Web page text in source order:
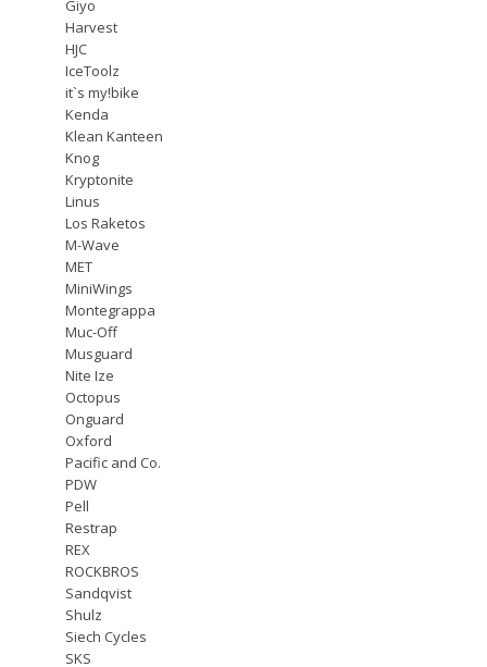
Giyo
Harvest
HJC
IceToolz
it`s my!bike
Kenda
Klean Kanteen
Knog
Kryptonite
Linus
Los Raketos
M-Wave
MET
MiniWings
Montegrappa
Muc-Off
Musguard
Nite Ize
Octopus
Onguard
Oxford
Pacific and Co.
PDW
Pell
Restrap
REX
ROCKBROS
Sandqvist
Shulz
Siech Cycles
SKS